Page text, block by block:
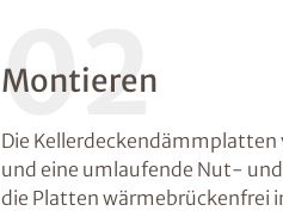
02
Montieren
Die
und eine umlaufende Nut-
die Platten wärmebrückenfrei